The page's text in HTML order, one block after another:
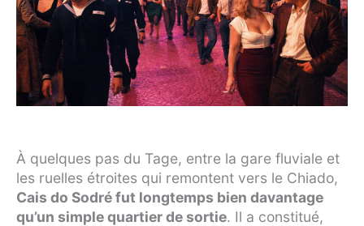
À quelques pas du Tage, entre la gare fluviale et
les ruelles étroites qui remontent vers le Chiado,
Cais do Sodré fut longtemps bien davantage
qu’un simple quartier de sortie. Il a constitué,